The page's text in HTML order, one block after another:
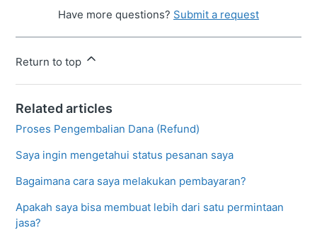
Have more questions? Submit a request
Return to top
Related articles
Proses Pengembalian Dana (Refund)
Saya ingin mengetahui status pesanan saya
Bagaimana cara saya melakukan pembayaran?
Apakah saya bisa membuat lebih dari satu permintaan
jasa?